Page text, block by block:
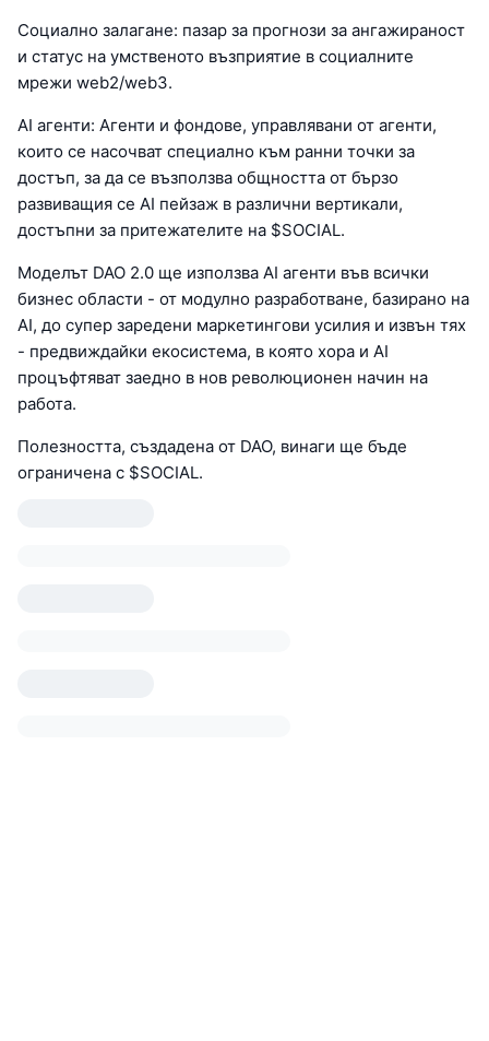
Социално залагане: пазар за прогнози за ангажираност
и статус на умственото възприятие в социалните
мрежи web2/web3.
AI агенти: Агенти и фондове, управлявани от агенти,
които се насочват специално към ранни точки за
достъп, за да се възползва общността от бързо
развиващия се AI пейзаж в различни вертикали,
достъпни за притежателите на $SOCIAL.
Моделът DAO 2.0 ще използва AI агенти във всички
бизнес области - от модулно разработване, базирано на
AI, до супер заредени маркетингови усилия и извън тях
- предвиждайки екосистема, в която хора и AI
процъфтяват заедно в нов революционен начин на
работа.
Полезността, създадена от DAO, винаги ще бъде
ограничена с $SOCIAL.